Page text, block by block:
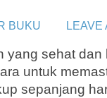
BUKU LEAVE
yang sehat
untuk
sepanjang